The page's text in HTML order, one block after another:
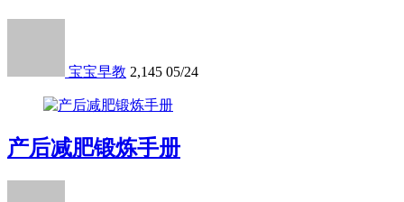
宝宝早教 2,145 05/24
产后减肥锻炼手册